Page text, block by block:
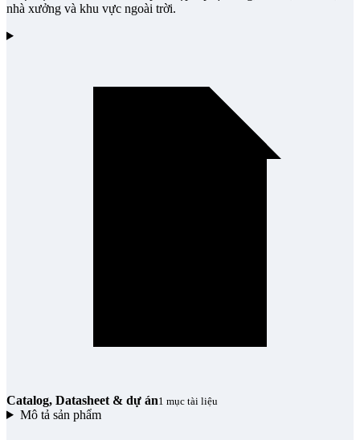
nhà xưởng và khu vực ngoài trời.
Catalog, Datasheet & dự án1 mục tài liệu
Mô tả sản phẩm